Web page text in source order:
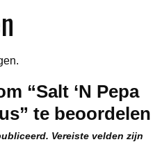
“Salt ‘N Pepa
te beoordelen
Vereiste velden zijn